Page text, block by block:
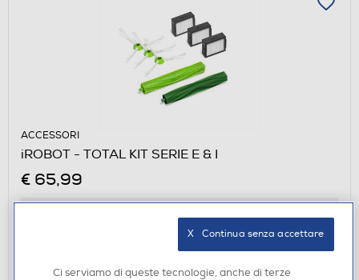
ACCESSORI
iROBOT - TOTAL KIT SERIE E & I
€ 65,99
Ritiro in negozio in 30' gratuito: verifica
AGGIUNGI
Ci serviamo di queste tecnologie, anche di terze
X   Continua senza accettare